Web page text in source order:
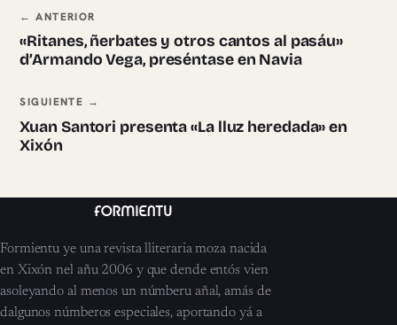
Navegación ente pieces
← ANTERIOR
«Ritanes, ñerbates y otros cantos al pasáu»
d’Armando Vega, preséntase en Navia
SIGUIENTE →
Xuan Santori presenta «La lluz heredada» en
Xixón
Formientu ye una revista lliteraria moza nacida
en Xixón nel añu 2006 y que dende entós vien
asoleyando al menos un númberu añal, amás de
dalgunos númberos especiales, aportando yá a